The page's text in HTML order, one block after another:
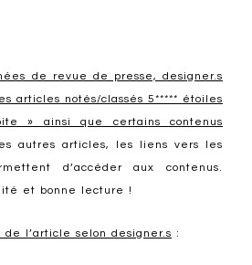
de revue de presse, designer.s
articles notés/classés 5***** étoiles
» ainsi que certains contenus
autres articles, les liens vers les
d’accéder aux contenus.
et bonne lecture !
l’article selon designer.s :